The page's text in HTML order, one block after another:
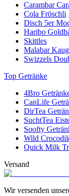
Carambar
Cola Fröschli
Disch 5er
Haribo
Skittles
Malabar
Swizzels
Top Getränke
4Bro
CanLife
DirTea
SuchtTea
Soofty
Wild
Quick Milk
Versand
Wir versenden